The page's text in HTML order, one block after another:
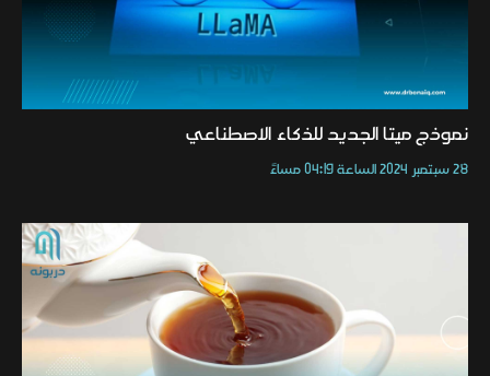
نموذج ميتا الجديد للذكاء الاصطناعي
28 سبتمبر 2024 الساعة 04:19 مساءً